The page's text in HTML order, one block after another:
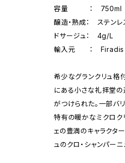
容量 ： 750ml
醸造・熟成： ステン
ドサージュ： 4g/L
輸入元 ： Firadis
希少なグランクリュ格
にある小さな礼拝堂の
がつけられた。一部バ
特有の暖かなミクロク
ェの豊満のキャラクタ
ュのクロ・シャンパーニ